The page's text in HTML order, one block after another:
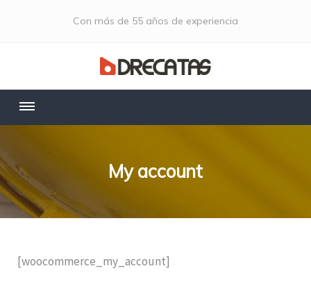
Con más de 55 años de experiencia
ssss
My account
[woocommerce_my_account]